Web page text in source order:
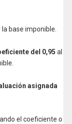
base imponible.
del 0,95 al
asignada
el coeficiente o